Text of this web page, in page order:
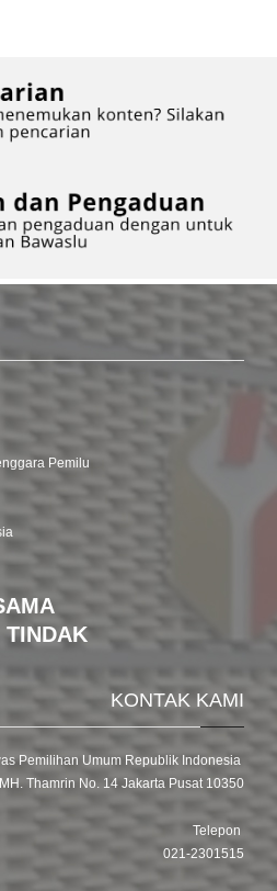
Pemilu
TINDAK
KONTAK KAMI
Pemilihan Umum Republik Indonesia
Thamrin No. 14 Jakarta Pusat 10350
Telepon
021-2301515